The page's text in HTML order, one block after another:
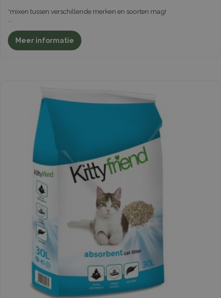
*mixen tussen verschillende merken en soorten mag!
Meer informatie